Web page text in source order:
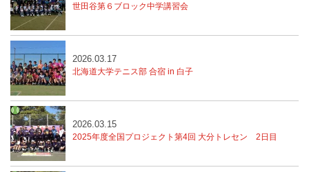
世田谷第６ブロック中学講習会
北海道大学テニス部 合宿 in 白子
2026.03.17
2025年度全国プロジェクト第4回 大分トレセン 2日目
2026.03.15